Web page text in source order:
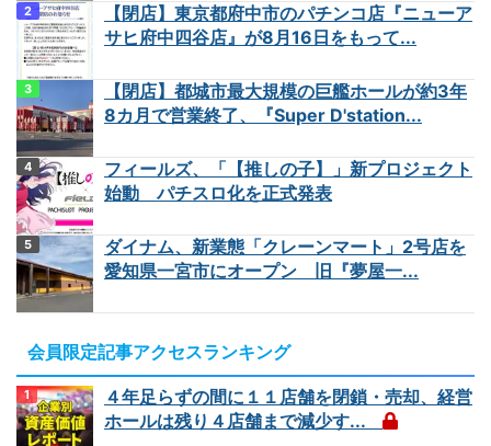
【閉店】東京都府中市のパチンコ店『ニューア
サヒ府中四谷店』が8月16日をもって...
【閉店】都城市最大規模の巨艦ホールが約3年
8カ月で営業終了、『Super D'station...
フィールズ、「【推しの子】」新プロジェクト
始動 パチスロ化を正式発表
ダイナム、新業態「クレーンマート」2号店を
愛知県一宮市にオープン 旧『夢屋一...
会員限定記事アクセスランキング
４年足らずの間に１１店舗を閉鎖・売却、経営
ホールは残り４店舗まで減少す...